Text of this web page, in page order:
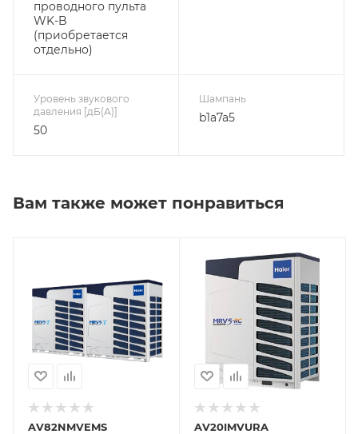
проводного пульта
WK-B
(приобретается
отдельно)
Уровень звукового
давления [дБ(А)]
50
Шампань
b1a7a5
Вам также может понравиться
AV82NMVEMS
AV20IMVURA